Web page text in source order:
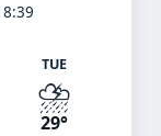
TUE
⛈️
29°